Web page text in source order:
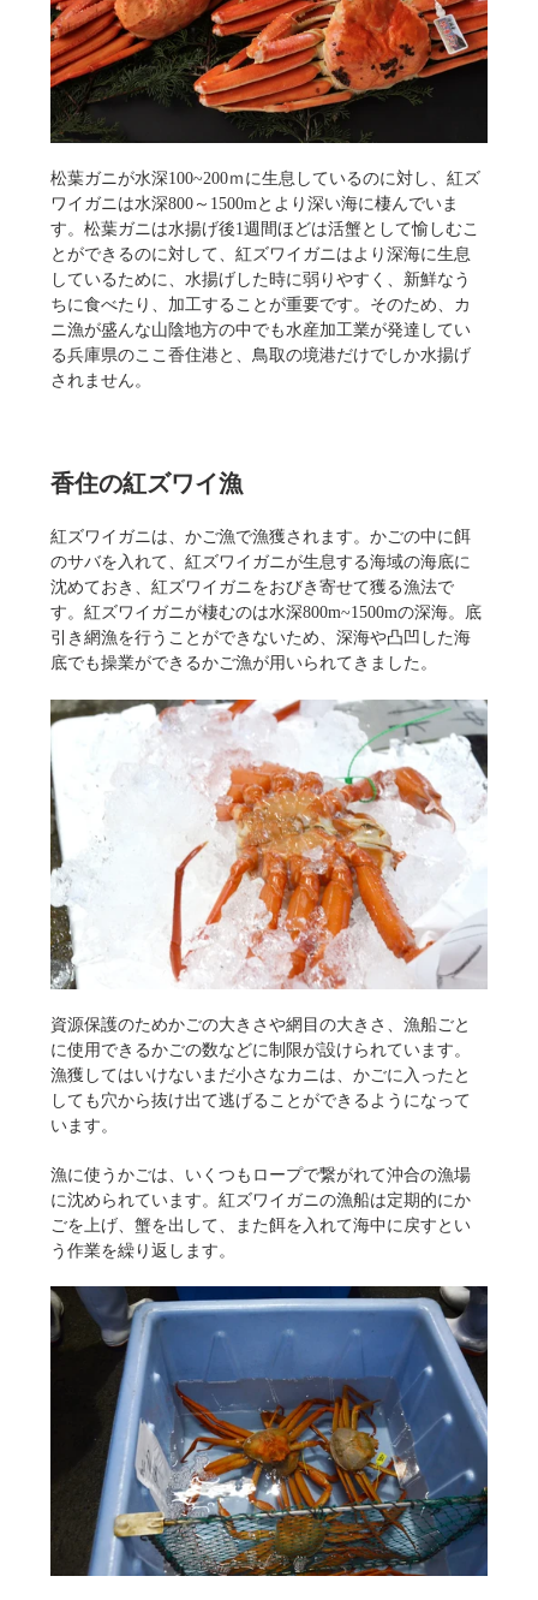
松葉ガニが水深100~200ｍに生息しているのに対し、紅ズ
ワイガニは水深800～1500mとより深い海に棲んでいま
す。松葉ガニは水揚げ後1週間ほどは活蟹として愉しむこ
とができるのに対して、紅ズワイガニはより深海に生息
しているために、水揚げした時に弱りやすく、新鮮なう
ちに食べたり、加工することが重要です。そのため、カ
ニ漁が盛んな山陰地方の中でも水産加工業が発達してい
る兵庫県のここ香住港と、鳥取の境港だけでしか水揚げ
されません。
香住の紅ズワイ漁
紅ズワイガニは、かご漁で漁獲されます。かごの中に餌
のサバを入れて、紅ズワイガニが生息する海域の海底に
沈めておき、紅ズワイガニをおびき寄せて獲る漁法で
す。紅ズワイガニが棲むのは水深800m~1500mの深海。底
引き網漁を行うことができないため、深海や凸凹した海
底でも操業ができるかご漁が用いられてきました。
資源保護のためかごの大きさや網目の大きさ、漁船ごと
に使用できるかごの数などに制限が設けられています。
漁獲してはいけないまだ小さなカニは、かごに入ったと
しても穴から抜け出て逃げることができるようになって
います。
漁に使うかごは、いくつもロープで繋がれて沖合の漁場
に沈められています。紅ズワイガニの漁船は定期的にか
ごを上げ、蟹を出して、また餌を入れて海中に戻すとい
う作業を繰り返します。